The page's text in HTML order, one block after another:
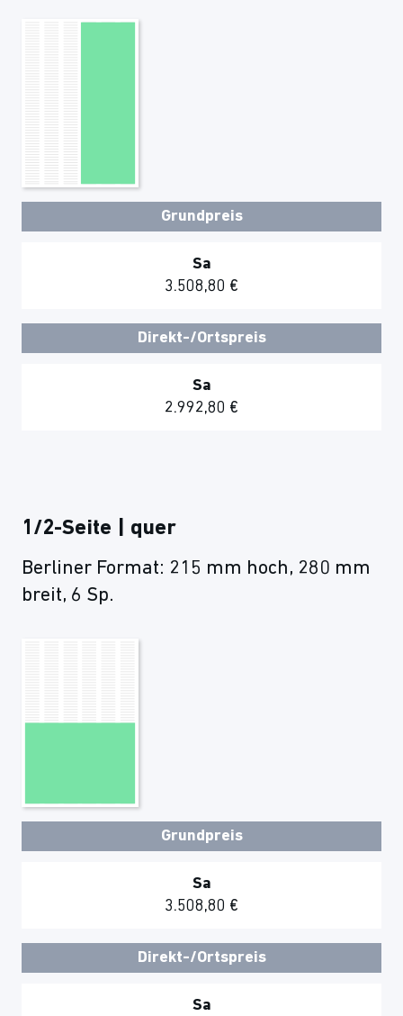
Grundpreis
Sa
3.508,80 €
Direkt-/Ortspreis
Sa
2.992,80 €
1/2-Seite | quer
Berliner Format: 215 mm hoch, 280 mm
breit, 6 Sp.
Grundpreis
Sa
3.508,80 €
Direkt-/Ortspreis
Sa